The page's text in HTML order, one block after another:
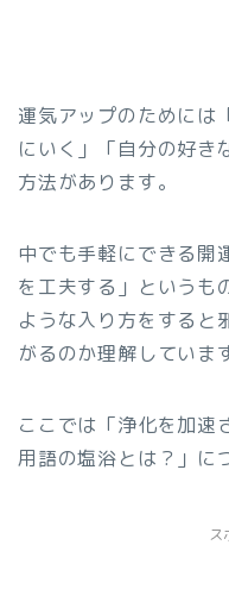
運気アップのためには
にいく」「自分の好き
方法があります。
中でも手軽にできる開
を工夫する」というも
ような入り方をすると
がるのか理解していま
ここでは「浄化を加速
用語の塩浴とは？」に
ス